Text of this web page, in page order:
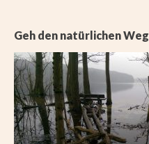
Geh den natürlichen Weg